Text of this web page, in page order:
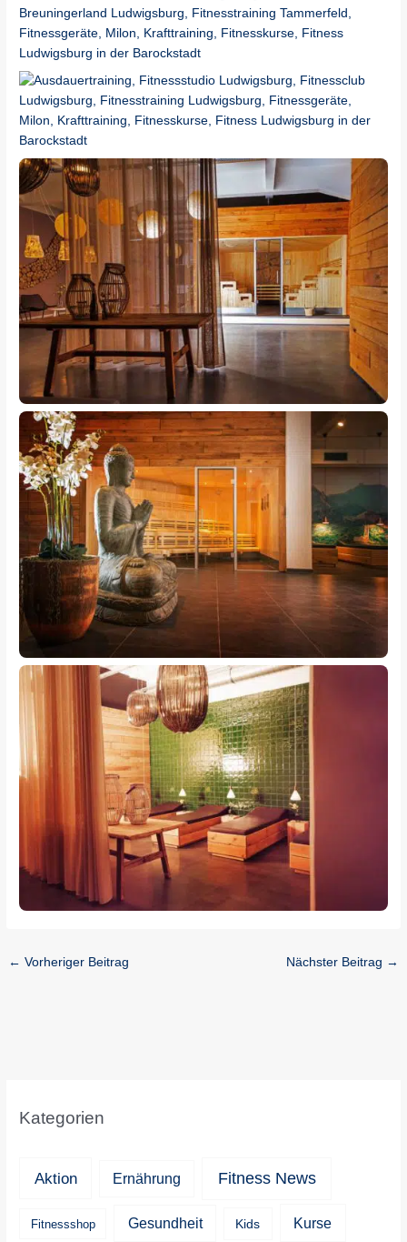
← Vorheriger Beitrag Nächster Beitrag →
Kategorien
Aktion Ernährung Fitness News
Fitnessshop Gesundheit Kids Kurse